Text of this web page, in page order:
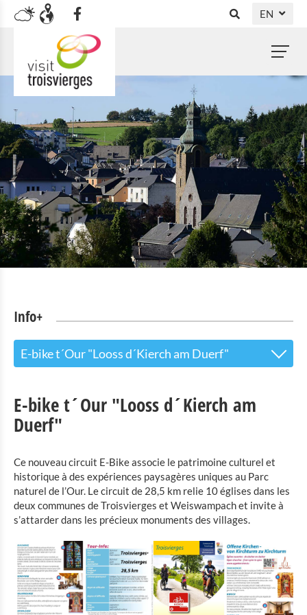
EN
NL
FR
Info+
E-bike t´Our "Looss d´Kierch am Duerf"
Points of interest
Cultural & Museums
Shopping
Bicycle Rentals
Indoor activities
E-bike t´Our "Looss d´Kierch am
Duerf"
Ce nouveau circuit E-Bike associe le patrimoine culturel et
historique à des expériences paysagères uniques au Parc
naturel de l’Our. Le circuit de 28,5 km relie 10 églises dans les
deux communes de Troisvierges et Weiswampach et invite à
s’attarder dans les précieux monuments des villages.